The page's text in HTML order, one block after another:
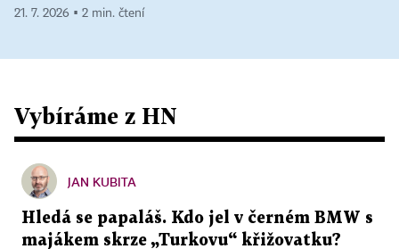
21. 7. 2026 ▪ 2 min. čtení
Vybíráme z HN
JAN KUBITA
Hledá se papaláš. Kdo jel v černém BMW s
majákem skrze „Turkovu“ křižovatku?